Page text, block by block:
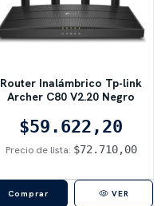
Router Inalámbrico Tp-link
Archer C80 V2.20 Negro
$59.622,20
Precio de lista: $72.710,00
VER